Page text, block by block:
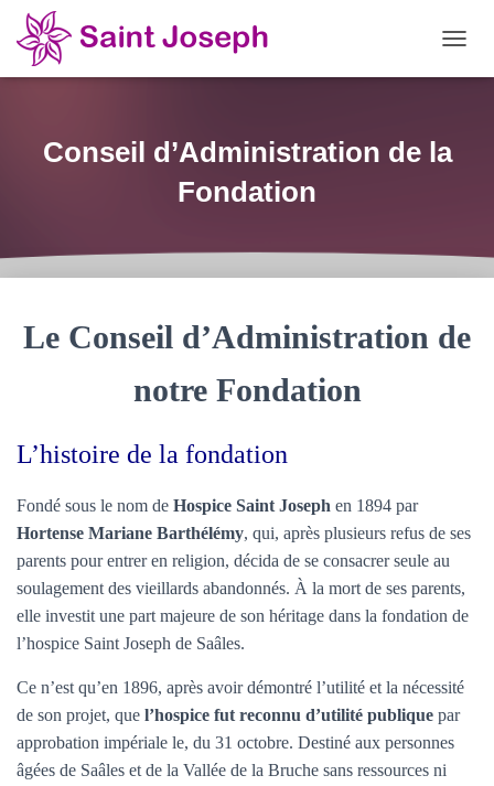
Conseil d’Administration de la
Fondation
Le Conseil d’Administration de
notre Fondation
L’histoire de la fondation
Fondé sous le nom de Hospice Saint Joseph en 1894 par
Hortense Mariane Barthélémy, qui, après plusieurs refus de ses
parents pour entrer en religion, décida de se consacrer seule au
soulagement des vieillards abandonnés. À la mort de ses parents,
elle investit une part majeure de son héritage dans la fondation de
l’hospice Saint Joseph de Saâles.
Ce n’est qu’en 1896, après avoir démontré l’utilité et la nécessité
de son projet, que l’hospice fut reconnu d’utilité publique par
approbation impériale le, du 31 octobre. Destiné aux personnes
âgées de Saâles et de la Vallée de la Bruche sans ressources ni